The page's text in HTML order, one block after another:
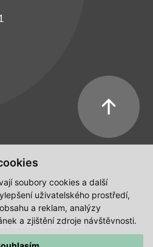
soubory cookies a další
uživatelského prostředí,
a reklam, analýzy
a zjištění zdroje návštěvnosti.
v sobotu 13:00 - 14:00.